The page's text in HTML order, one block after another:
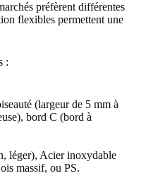
préfèrent différentes
flexibles permettent une
:
(largeur de 5 mm à
bord C (bord à
léger), Acier inoxydable
massif, ou PS.